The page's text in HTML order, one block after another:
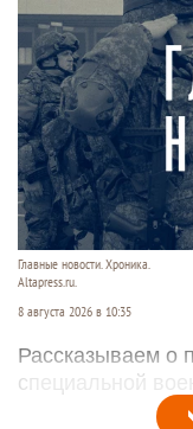
Главные новости. Хроника.
Altapress.ru.
8 августа 2026 в 10:35
Рассказываем о
специальной